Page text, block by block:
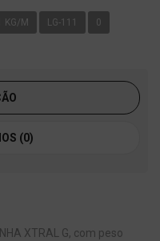
KG/M LG-111 0
(0)
XTRAL G, com peso